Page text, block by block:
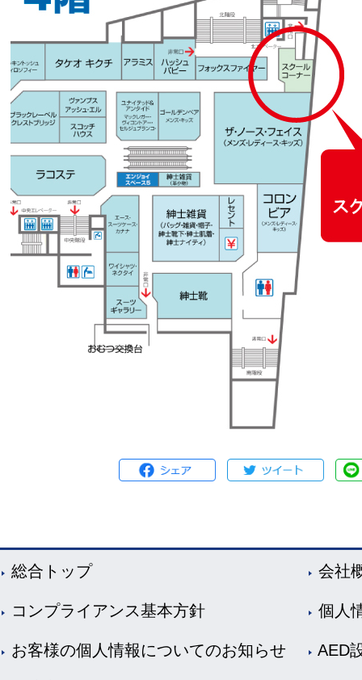
総合トップ 会社
コンプライアンス基本方針 個人
お客様の個人情報についてのお知らせ AED